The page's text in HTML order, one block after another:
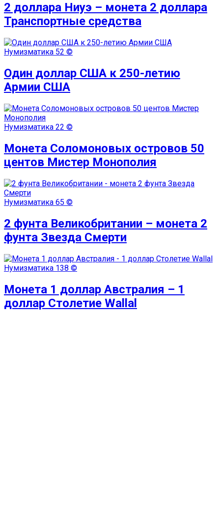
2 доллара Ниуэ – монета 2 доллара
Транспортные средства
Нумизматика 52 ©
Один доллар США к 250-летию
Армии США
Нумизматика 22 ©
Монета Соломоновых островов 50
центов Мистер Монополия
Нумизматика 65 ©
2 фунта Великобритании – монета 2
фунта Звезда Смерти
Нумизматика 138 ©
Монета 1 доллар Австралия – 1
доллар Столетие Wallal